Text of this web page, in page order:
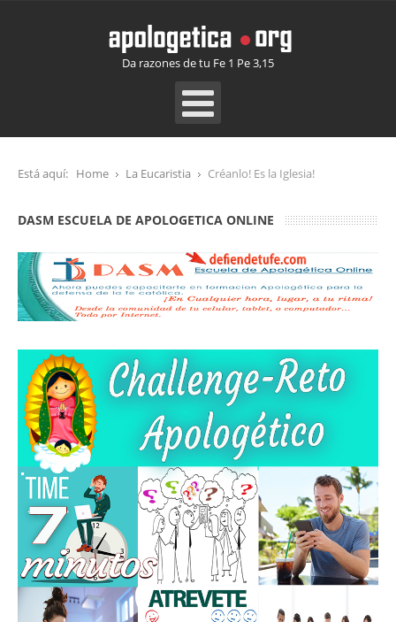
Da razones de tu Fe 1 Pe 3,15
Está aquí: Home La Eucaristia Créanlo! Es la Iglesia!
DASM ESCUELA DE APOLOGETICA ONLINE